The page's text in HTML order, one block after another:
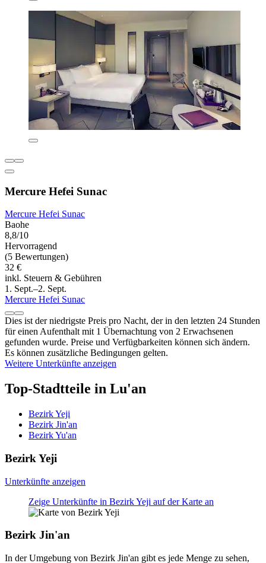
Mercure Hefei Sunac
Mercure Hefei Sunac
Baohe
8,8/10
Hervorragend
(5 Bewertungen)
32 €
inkl. Steuern & Gebühren
1. Sept.–2. Sept.
Mercure Hefei Sunac
Dies ist der niedrigste Preis pro Nacht, der in den letzten 24 Stunden
für einen Aufenthalt mit 1 Übernachtung von 2 Erwachsenen
gefunden wurde. Preise und Verfügbarkeiten können sich ändern.
Es können zusätzliche Bedingungen gelten.
Weitere Unterkünfte anzeigen
Top-Stadtteile in Lu'an
Bezirk Yeji
Bezirk Jin'an
Bezirk Yu'an
Bezirk Yeji
Unterkünfte anzeigen
Zeige Unterkünfte in Bezirk Yeji auf der Karte an
Bezirk Jin'an
In der Umgebung von Bezirk Jin'an gibt es jede Menge zu sehen,